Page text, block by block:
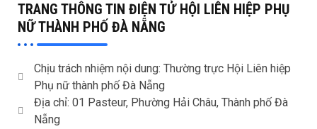
TRANG THÔNG TIN ĐIỆN TỬ HỘI LIÊN HIỆP PHỤ
NỮ THÀNH PHỐ ĐÀ NẴNG
Chịu trách nhiệm nội dung: Thường trực Hội Liên hiệp
Phụ nữ thành phố Đà Nẵng
Địa chỉ: 01 Pasteur, Phường Hải Châu, Thành phố Đà
Nẵng